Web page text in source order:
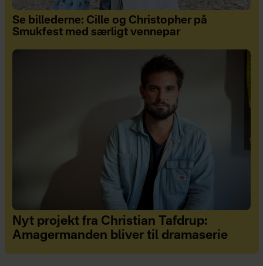
Se billederne: Cille og Christopher på
Smukfest med særligt vennepar
Nyt projekt fra Christian Tafdrup:
Amagermanden bliver til dramaserie